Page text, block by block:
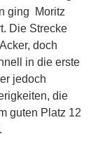
ging Moritz
Die Strecke
doch
in die erste
jedoch
die
guten Platz 12